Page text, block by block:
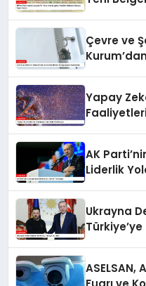
Çevre ve
Yapay
AK
Liderlik
Ukrayna